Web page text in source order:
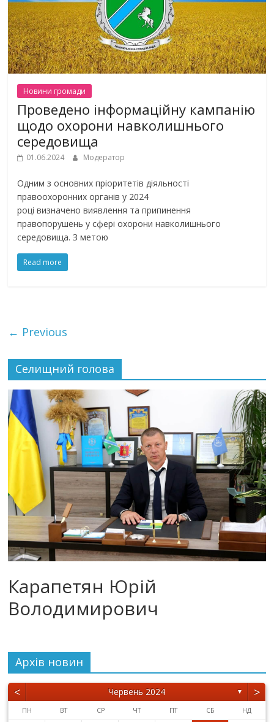
Новини громади
Проведено інформаційну кампанію
щодо охорони навколишнього
середовища
01.06.2024 Модератор
Одним з основних пріоритетів діяльності
правоохоронних органів у 2024
році визначено виявлення та припинення
правопорушень у сфері охорони навколишнього
середовища. З метою
Read more
← Previous
Селищний голова
Карапетян Юрій
Володимирович
Архiв новин
< Червень 2024 ▼ >
ПН ВТ СР ЧТ ПТ СБ НД